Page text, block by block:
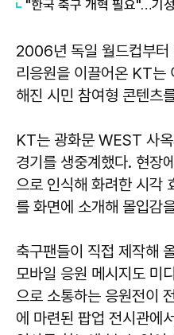
"한국 축구 개혁 필요"…기
2006년 독일 월드컵부터
리응원을 이끌어온 KT는
해진 시민 참여형 콘텐츠
KT는 광화문 WEST 사
경기를 생중계했다. 현장
으로 인식해 화려한 시각
를 화면에 소개해 몰입감
축구팬들이 직접 제작해
모바일 응원 메시지도 미
으로 소통하는 응원전이
에 마련된 팝업 전시관에